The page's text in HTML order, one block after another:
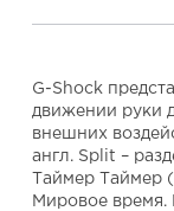
G-Shock
движении руки
внешних
англ. Split –
Таймер Таймер
Мировое время.